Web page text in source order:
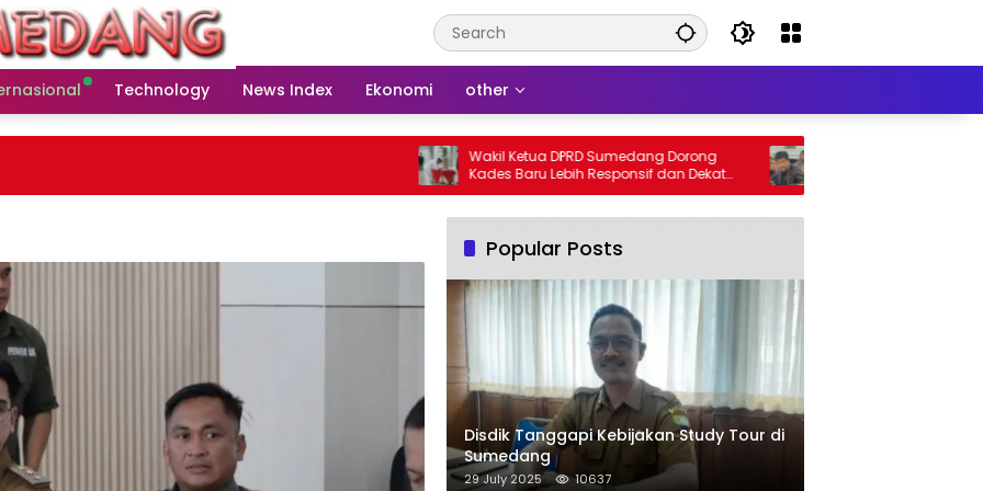
Technology News Index Ekonomi other
Wakil Ketua DPRD Sumedang Dorong
Kades Baru Lebih Responsif dan Dekat
Warga
DPRD Sumedang Fix-in
2026, Ini Isinya
Popular Posts
Disdik Tanggapi Kebijakan Study Tour di
Sumedang
29 July 2025 10637